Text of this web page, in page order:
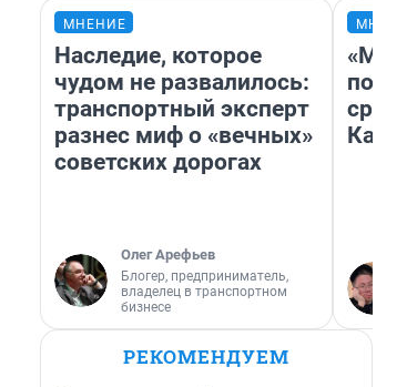
МНЕНИЕ
Наследие, которое
чудом не развалилось:
транспортный эксперт
разнес миф о «вечных»
советских дорогах
Олег Арефьев
Блогер, предприниматель,
владелец в транспортном
бизнесе
РЕКОМЕНДУЕМ